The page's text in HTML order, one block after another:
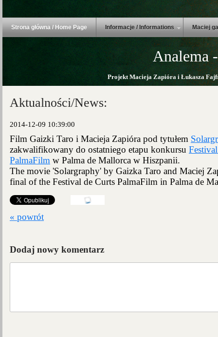
Strona główna / Home Page Informacje / Informations Maciej
Analema
Projekt Macieja Zapióra i Łukasza
Aktualności/News:
2014-12-09 10:39:00
Film Gaizki Taro i Macieja Zapióra pod tytułem
zakwalifikowany do ostatniego etapu konkursu
PalmaFilm w Palma de Mallorca w Hiszpanii.
The movie 'Solargraphy' by Gaizka Taro and Maciej
final of the Festival de Curts PalmaFilm in Palma de
« powrót
Dodaj nowy komentarz